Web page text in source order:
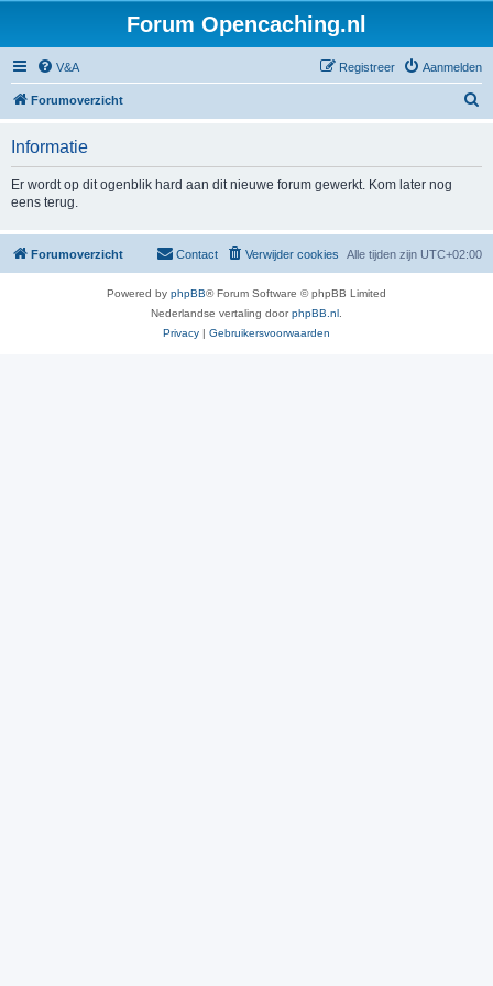
Forum Opencaching.nl
V&A Aanmelden
Registreer
Forumoverzicht
Informatie
Er wordt op dit ogenblik hard aan dit nieuwe forum gewerkt. Kom later nog
eens terug.
Forumoverzicht Alle tijden zijn UTC+02:00
Verwijder cookies
Contact
Powered by phpBB® Forum Software © phpBB Limited
Nederlandse vertaling doorphpBB.nl
Privacy | Gebruikersvoorwaarden